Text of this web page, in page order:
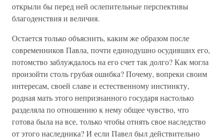
открыли бы перед ней ослепительные перспективы
благоденствия и величия.
Остается только объяснить, каким же образом после
современников Павла, почти единодушно осудивших его,
потомство заблуждалось на его счет так долго? Как могла
произойти столь грубая ошибка? Почему, вопреки своим
интересам, своей славе и естественному инстинкту,
родная мать этого непризнанного государя настолько
разделяла по отношению к нему общее чувство, что
готова была на все, только чтобы отнять свое наследство
от этого наследника? И если Павел был действительно